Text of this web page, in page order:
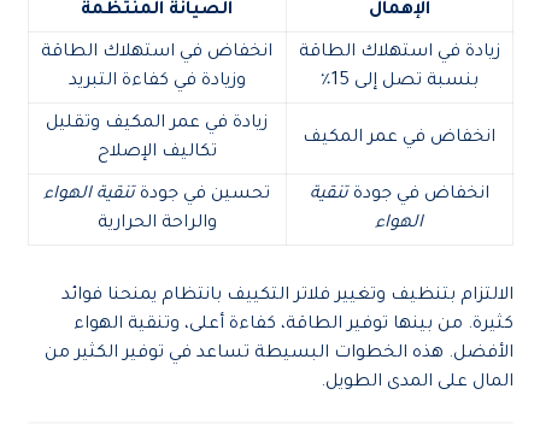
الإهمال الصيانة المنتظمة
زيادة في استهلاك الطاقة
بنسبة تصل إلى 15٪
انخفاض في استهلاك الطاقة
وزيادة في كفاءة التبريد
انخفاض في عمر المكيف
زيادة في عمر المكيف وتقليل
تكاليف الإصلاح
انخفاض في جودةتنقية
الهواء
تحسين في جودة تنقية الهواء
والراحة الحرارية
الالتزام بتنظيف وتغيير فلاتر التكييف بانتظام يمنحنا فوائد
كثيرة. من بينها توفير الطاقة، كفاءة أعلى، وتنقية الهواء
الأفضل. هذه الخطوات البسيطة تساعد في توفير الكثير من
المال على المدى الطويل.